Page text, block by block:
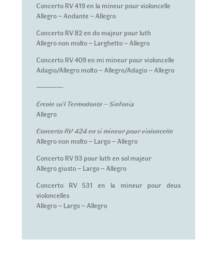
Concerto RV 419 en la mineur pour violoncelle
Allegro – Andante – Allegro
Concerto RV 82 en do majeur pour luth
Allegro non molto – Larghetto – Allegro
Concerto RV 409 en mi mineur pour violoncelle
Adagio/Allegro molto – Allegro/Adagio – Allegro
————
Ercole su’l Termodonte – Sinfonia
Allegro
Concerto RV 424 en si mineur pour violoncelle
Allegro non molto – Largo – Allegro
Concerto RV 93 pour luth en sol majeur
Allegro giusto – Largo – Allegro
Concerto RV 531 en la mineur pour deux
violoncelles
Allegro – Largo – Allegro